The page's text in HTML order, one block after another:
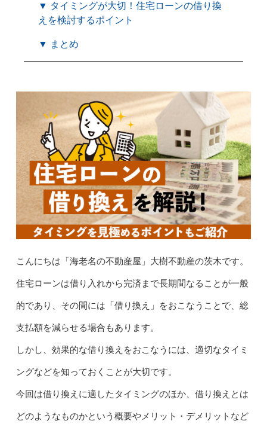
▼ タイミングが大切！住宅ローンの借り換
えを検討するポイント
▼ まとめ
こんにちは「海老名の不動産屋」大樹不動産の茨木です。
住宅ローンは借り入れから完済まで長期間なることが一般
的であり、その間には「借り換え」をおこなうことで、総
支払額を減らせる場合もあります。
しかし、効果的な借り換えをおこなうには、適切なタイミ
ングなどを知っておくことが大切です。
今回は借り換えに適したタイミングのほか、借り換えとは
どのようなものかという概要やメリット・デメリットなど